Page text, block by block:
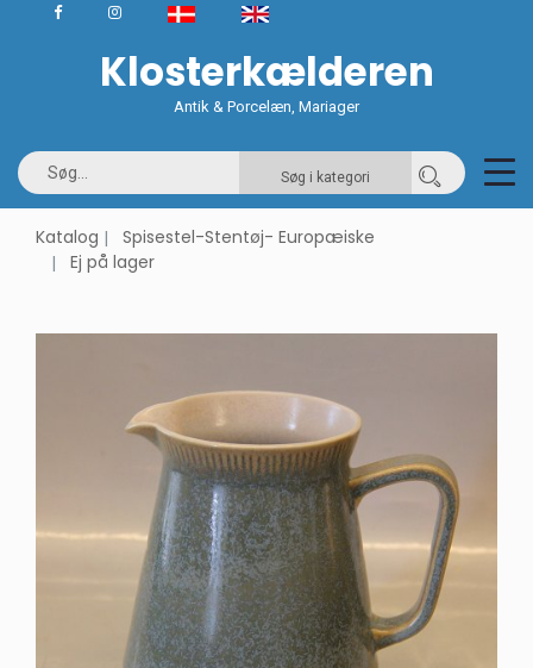
Klosterkælderen
Antik & Porcelæn, Mariager
Søg i kategori
Katalog
Spisestel-Stentøj- Europæiske
Ej på lager